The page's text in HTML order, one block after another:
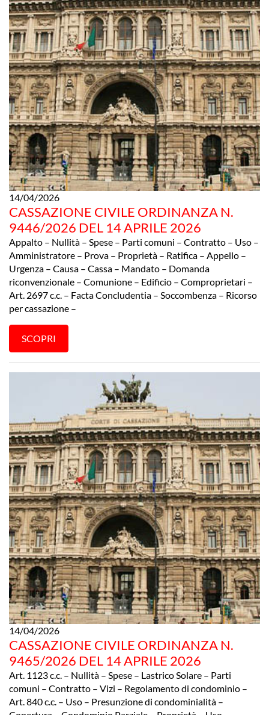
14/04/2026
CASSAZIONE CIVILE ORDINANZA N.
9446/2026 DEL 14 APRILE 2026
Appalto – Nullità – Spese – Parti comuni – Contratto – Uso –
Amministratore – Prova – Proprietà – Ratifica – Appello –
Urgenza – Causa – Cassa – Mandato – Domanda
riconvenzionale – Comunione – Edificio – Comproprietari –
Art. 2697 c.c. – Facta Concludentia – Soccombenza – Ricorso
per cassazione –
SCOPRI
14/04/2026
CASSAZIONE CIVILE ORDINANZA N.
9465/2026 DEL 14 APRILE 2026
Art. 1123 c.c. – Nullità – Spese – Lastrico Solare – Parti
comuni – Contratto – Vizi – Regolamento di condominio –
Art. 840 c.c. – Uso – Presunzione di condominialità –